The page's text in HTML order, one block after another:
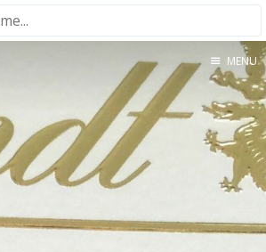
Home
★★★★★
★★★★☆
★★★☆☆
★☆☆☆☆
MENU